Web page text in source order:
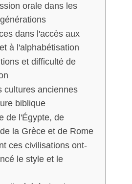
orale dans les
dans l'accès aux
à l'alphabétisation
et difficulté de
cultures anciennes
biblique
de l'Égypte, de
la Grèce et de Rome
ces civilisations ont-
le style et le